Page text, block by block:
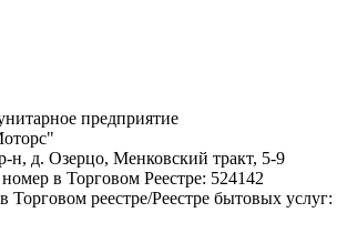
предприятие
н, д. Озерцо, Менковский тракт, 5-9
в Торговом Реестре: 524142
Торговом реестре/Реестре бытовых услуг: